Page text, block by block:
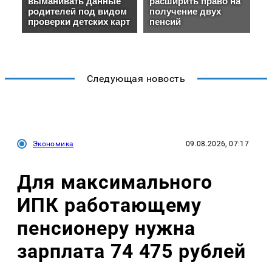
Следующая новость
Экономика 09.08.2026, 07:17
Для максимального
ИПК работающему
пенсионеру нужна
зарплата 74 475 рублей